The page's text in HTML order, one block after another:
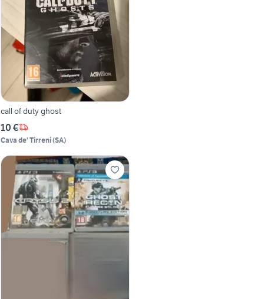
call of duty ghost
10 €
Cava de' Tirreni(SA)